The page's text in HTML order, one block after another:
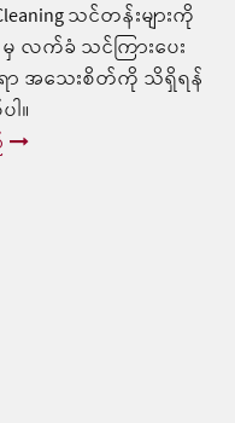
သင်တန်းများကို
မှ လက်ခံ သင်ကြားပေး
ာ အသေးစိတ်ကို သိရှိရန်
။